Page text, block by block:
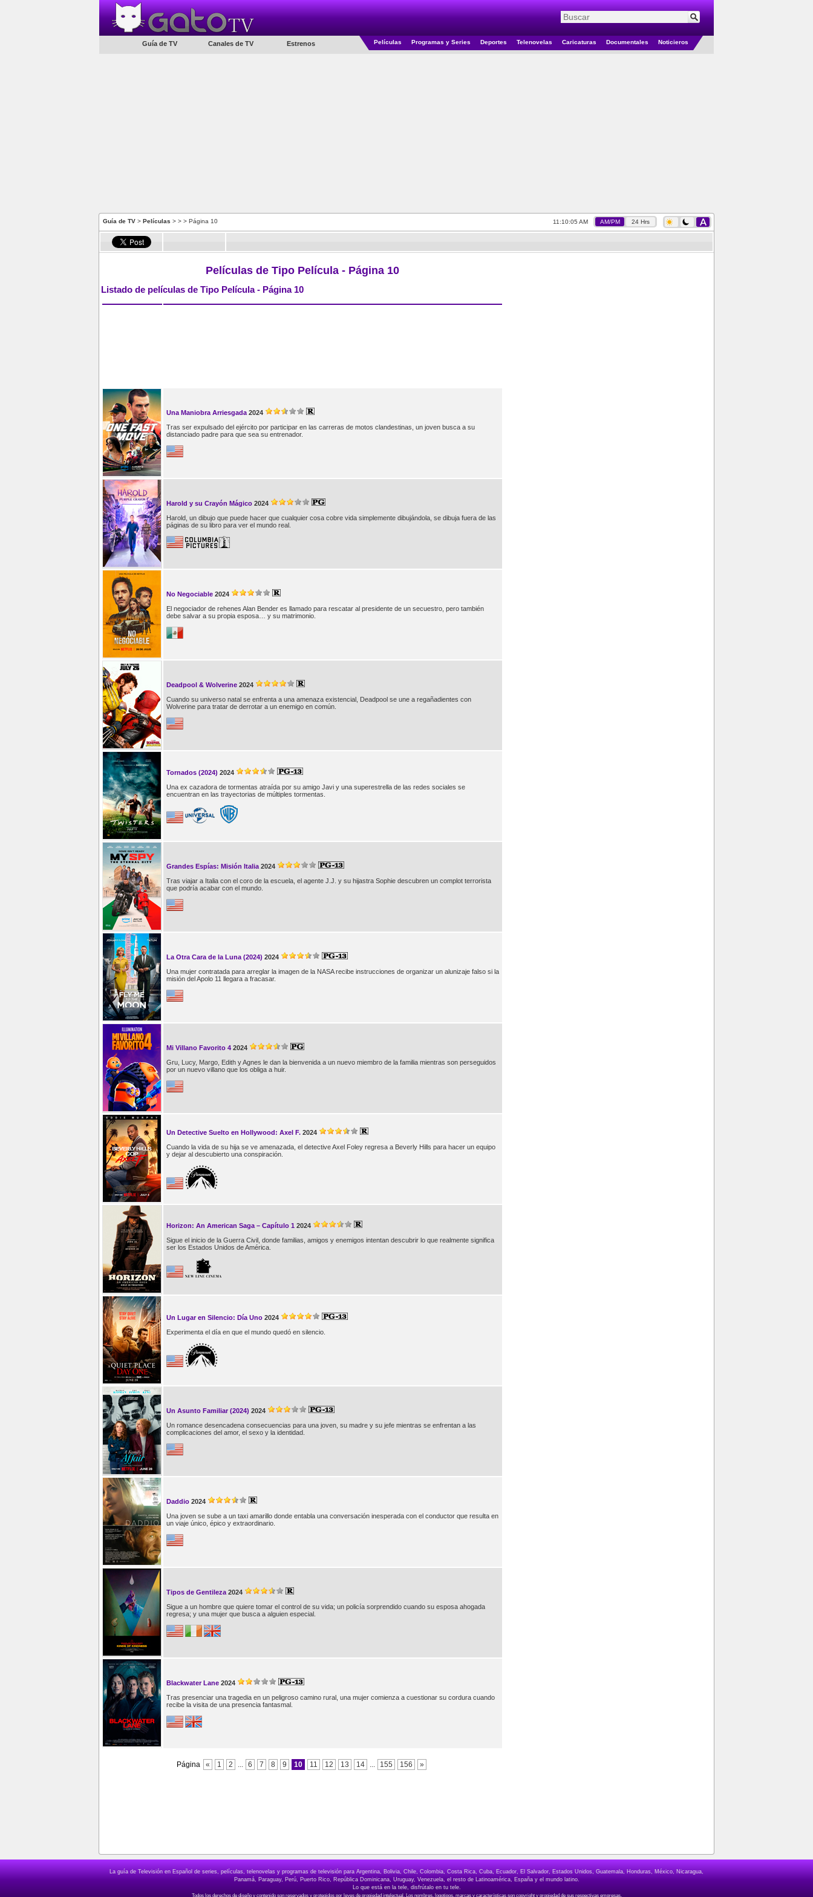
Guía de TV Canales de TV Estrenos Películas Programas y Series Deportes Telenovelas Caricaturas Documentales Noticieros
Guía de TV > Películas > > > Página 10 11:10:06 AM AM/PM 24 Hrs
Películas de Tipo Película - Página 10
Listado de películas de Tipo Película - Página 10
Una Maniobra Arriesgada 2024
Tras ser expulsado del ejército por participar en las carreras de motos clandestinas, un joven busca a su
distanciado padre para que sea su entrenador.
Harold y su Crayón Mágico 2024
Harold, un dibujo que puede hacer que cualquier cosa cobre vida simplemente dibujándola, se dibuja fuera de las
páginas de su libro para ver el mundo real.
No Negociable 2024
El negociador de rehenes Alan Bender es llamado para rescatar al presidente de un secuestro, pero también
debe salvar a su propia esposa… y su matrimonio.
Deadpool & Wolverine 2024
Cuando su universo natal se enfrenta a una amenaza existencial, Deadpool se une a regañadientes con
Wolverine para tratar de derrotar a un enemigo en común.
Tornados (2024) 2024
Una ex cazadora de tormentas atraída por su amigo Javi y una superestrella de las redes sociales se
encuentran en las trayectorias de múltiples tormentas.
Grandes Espías: Misión Italia 2024
Tras viajar a Italia con el coro de la escuela, el agente J.J. y su hijastra Sophie descubren un complot terrorista
que podría acabar con el mundo.
La Otra Cara de la Luna (2024) 2024
Una mujer contratada para arreglar la imagen de la NASA recibe instrucciones de organizar un alunizaje falso si la
misión del Apolo 11 llegara a fracasar.
Mi Villano Favorito 4 2024
Gru, Lucy, Margo, Edith y Agnes le dan la bienvenida a un nuevo miembro de la familia mientras son perseguidos
por un nuevo villano que los obliga a huir.
Un Detective Suelto en Hollywood: Axel F. 2024
Cuando la vida de su hija se ve amenazada, el detective Axel Foley regresa a Beverly Hills para hacer un equipo
y dejar al descubierto una conspiración.
Horizon: An American Saga – Capítulo 1 2024
Sigue el inicio de la Guerra Civil, donde familias, amigos y enemigos intentan descubrir lo que realmente significa
ser los Estados Unidos de América.
Un Lugar en Silencio: Día Uno 2024
Experimenta el día en que el mundo quedó en silencio.
Un Asunto Familiar (2024) 2024
Un romance desencadena consecuencias para una joven, su madre y su jefe mientras se enfrentan a las
complicaciones del amor, el sexo y la identidad.
Daddio 2024
Una joven se sube a un taxi amarillo donde entabla una conversación inesperada con el conductor que resulta en
un viaje único, épico y extraordinario.
Tipos de Gentileza 2024
Sigue a un hombre que quiere tomar el control de su vida; un policía sorprendido cuando su esposa ahogada
regresa; y una mujer que busca a alguien especial.
Blackwater Lane 2024
Tras presenciar una tragedia en un peligroso camino rural, una mujer comienza a cuestionar su cordura cuando
recibe la visita de una presencia fantasmal.
Página « 1 2 ... 6 7 8 9 10 11 12 13 14 ... 155 156 »
La guía de Televisión en Español de series, películas, telenovelas y programas de televisión para Argentina, Bolivia, Chile, Colombia, Costa Rica, Cuba, Ecuador, El Salvador, Estados Unidos, Guatemala, Honduras, México, Nicaragua,
Panamá, Paraguay, Perú, Puerto Rico, República Dominicana, Uruguay, Venezuela, el resto de Latinoamérica, España y el mundo latino.
Lo que está en la tele, disfrútalo en tu tele.